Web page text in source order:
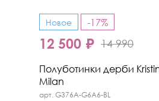
Новое -17%
12 500 ₽ 14 990
Полуботинки дерби
Milan
арт. G376A-G6A6-BL